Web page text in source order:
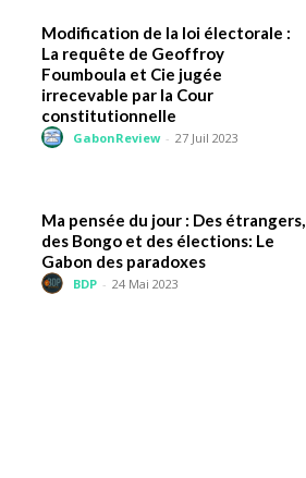
Modification de la loi électorale :
La requête de Geoffroy
Foumboula et Cie jugée
irrecevable par la Cour
constitutionnelle
GabonReview - 27 Juil 2023
Ma pensée du jour : Des étrangers,
des Bongo et des élections: Le
Gabon des paradoxes
BDP - 24 Mai 2023